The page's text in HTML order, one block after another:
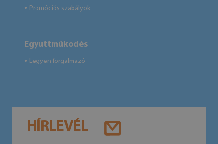
● Promóciós szabályok
Együttműködés
● Legyen forgalmazó
HÍRLEVÉL